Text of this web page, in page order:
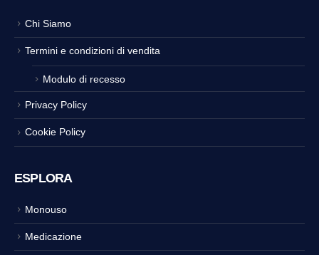
Chi Siamo
Termini e condizioni di vendita
Modulo di recesso
Privacy Policy
Cookie Policy
ESPLORA
Monouso
Medicazione